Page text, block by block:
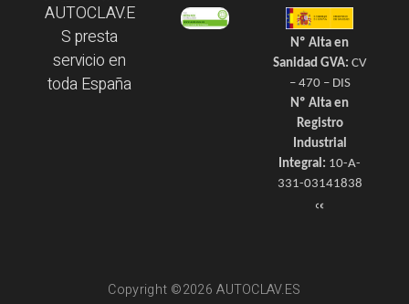
AUTOCLAV.E
S presta
servicio en
toda España
Nº Alta en
Sanidad GVA: CV
– 470 – DIS
Nº Alta en
Registro
Industrial
Integral: 10-A-
331-03141838
Copyright ©2026 AUTOCLAV.ES